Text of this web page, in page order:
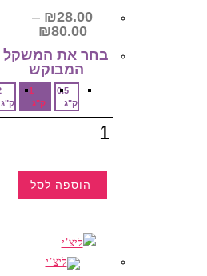
₪28.00
–
₪80.00
טווח
מחירים:
עד
בחר את המשקל
המבוקש‎
0.5
ק"ג
ק"ג
2
ק"ג
הוספה לסל
מספר
סוגים.
ניתן
לבחור